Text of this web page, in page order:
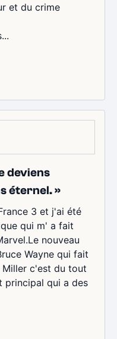
et du crime
deviens
éternel. »
3 et j'ai été
qui m' a fait
nouveau
Wayne qui fait
Miller c'est du tout
principal qui a des